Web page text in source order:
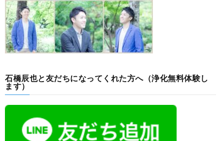
石橋辰也と友だちになってくれた方へ（浄化無料体験し
ます）